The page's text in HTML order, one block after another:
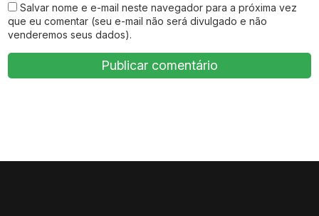
Salvar nome e e-mail neste navegador para a próxima vez
que eu comentar (seu e-mail não será divulgado e não
venderemos seus dados).